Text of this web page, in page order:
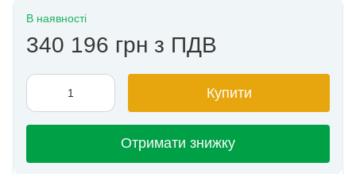
В наявності
340 196 грн з ПДВ
Купити
Отримати знижку